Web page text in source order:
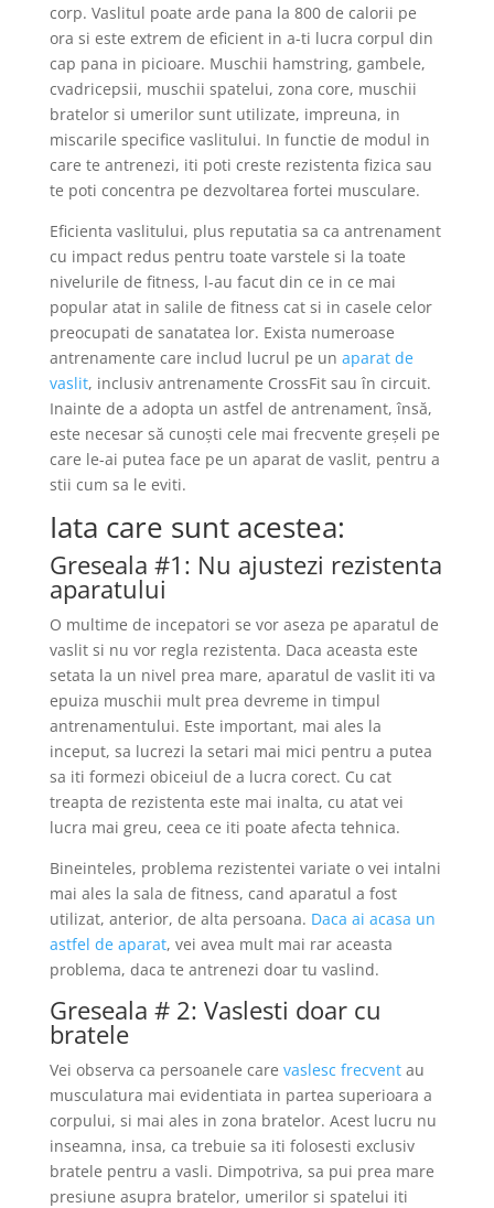
corp. Vaslitul poate arde pana la 800 de calorii pe
ora si este extrem de eficient in a-ti lucra corpul din
cap pana in picioare. Muschii hamstring, gambele,
cvadricepsii, muschii spatelui, zona core, muschii
bratelor si umerilor sunt utilizate, impreuna, in
miscarile specifice vaslitului. In functie de modul in
care te antrenezi, iti poti creste rezistenta fizica sau
te poti concentra pe dezvoltarea fortei musculare.
Eficienta vaslitului, plus reputatia sa ca antrenament
cu impact redus pentru toate varstele si la toate
nivelurile de fitness, l-au facut din ce in ce mai
popular atat in salile de fitness cat si in casele celor
preocupati de sanatatea lor. Exista numeroase
antrenamente care includ lucrul pe un aparat de
vaslit, inclusiv antrenamente CrossFit sau în circuit.
Inainte de a adopta un astfel de antrenament, însă,
este necesar să cunoști cele mai frecvente greșeli pe
care le-ai putea face pe un aparat de vaslit, pentru a
stii cum sa le eviti.
Iata care sunt acestea:
Greseala #1: Nu ajustezi rezistenta
aparatului
O multime de incepatori se vor aseza pe aparatul de
vaslit si nu vor regla rezistenta. Daca aceasta este
setata la un nivel prea mare, aparatul de vaslit iti va
epuiza muschii mult prea devreme in timpul
antrenamentului. Este important, mai ales la
inceput, sa lucrezi la setari mai mici pentru a putea
sa iti formezi obiceiul de a lucra corect. Cu cat
treapta de rezistenta este mai inalta, cu atat vei
lucra mai greu, ceea ce iti poate afecta tehnica.
Bineinteles, problema rezistentei variate o vei intalni
mai ales la sala de fitness, cand aparatul a fost
utilizat, anterior, de alta persoana. Daca ai acasa un
astfel de aparat, vei avea mult mai rar aceasta
problema, daca te antrenezi doar tu vaslind.
Greseala # 2: Vaslesti doar cu
bratele
Vei observa ca persoanele care vaslesc frecventau
musculatura mai evidentiata in partea superioara a
corpului, si mai ales in zona bratelor. Acest lucru nu
inseamna, insa, ca trebuie sa iti folosesti exclusiv
bratele pentru a vasli. Dimpotriva, sa pui prea mare
presiune asupra bratelor, umerilor si spatelui iti